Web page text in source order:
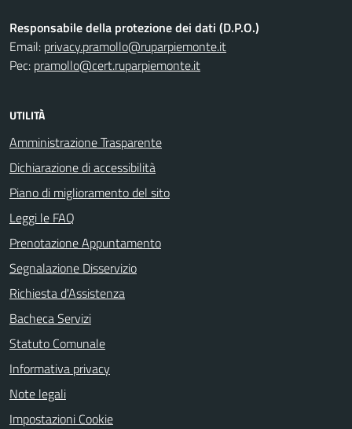
Responsabile della protezione dei dati (D.P.O.)
Email: privacy.pramollo@ruparpiemonte.it
Pec: pramollo@cert.ruparpiemonte.it
UTILITÀ
Amministrazione Trasparente
Dichiarazione di accessibilità
Piano di miglioramento del sito
Leggi le FAQ
Prenotazione Appuntamento
Segnalazione Disservizio
Richiesta d'Assistenza
Bacheca Servizi
Statuto Comunale
Informativa privacy
Note legali
Impostazioni Cookie